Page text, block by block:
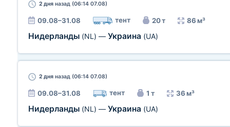
2 дня назад (06:14 07.08)
09.08–31.08 тент 20 т 86 м³
Нидерланды (NL) — Украина (UA)
2 дня назад (06:14 07.08)
09.08–31.08 тент 1 т 36 м³
Нидерланды (NL) — Украина (UA)